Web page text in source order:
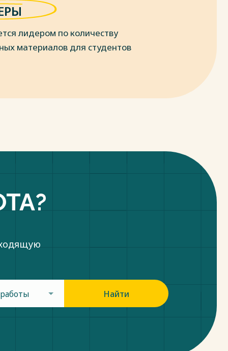
лидером по количеству
материалов для студентов
Найти